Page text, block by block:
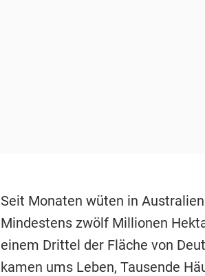
Seit Monaten wüten in
Mindestens zwölf Millionen
einem Drittel der Fläche von
kamen ums Leben, Tausende